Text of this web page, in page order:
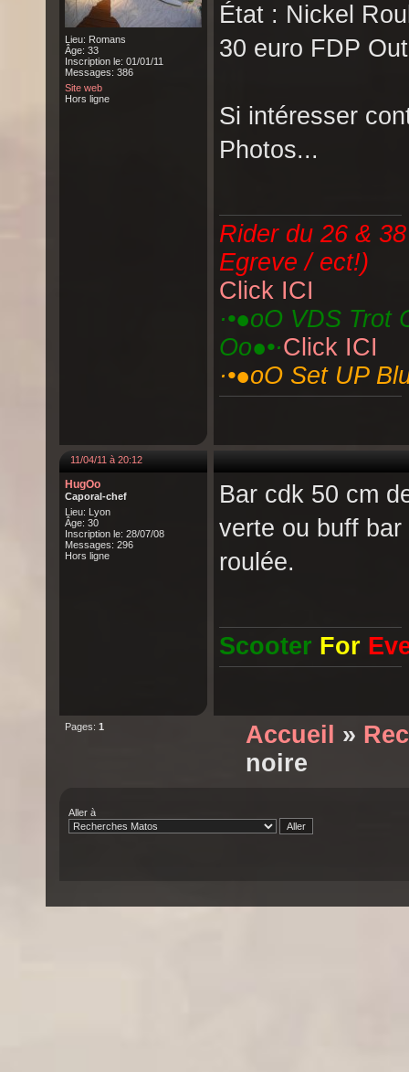
Lieu: Romans
Âge: 33
Inscription le: 01/01/11
Messages: 386
Site web
Hors ligne
État : Nickel
30 euro FDP
Si intéresser
Photos...
Rider du 26 &
Egreve / ect!)
Click ICI
·•●oO VDS
Oo●•·Click ICI
·•●oO Set UP
11/04/11 à 20:12
HugOo
Caporal-chef
Lieu: Lyon
Âge: 30
Inscription le: 28/07/08
Messages: 296
Hors ligne
Bar cdk 50 cm
verte ou buff
roulée.
Scooter For
Pages: 1 Accueil »
noire
Aller à